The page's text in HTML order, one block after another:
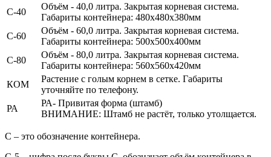
С-40
Объём - 40,0 литра. Закрытая корневая система.
Габариты контейнера: 480х480х380мм
С-60
Объём - 60,0 литра. Закрытая корневая система.
Габариты контейнера: 500х500х400мм
С-80
Объём - 80,0 литра. Закрытая корневая система.
Габариты контейнера: 560х560х420мм
КОМ
Растение с голым корнем в сетке. Габариты
уточняйте по телефону.
РА
РА- Привитая форма (штамб)
ВНИМАНИЕ: Штамб не растёт, только утолщается.
С – это обозначение контейнера.